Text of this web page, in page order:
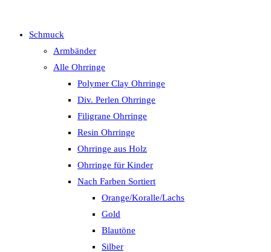
Schmuck
Armbänder
Alle Ohrringe
Polymer Clay Ohrringe
Div. Perlen Ohrringe
Filigrane Ohrringe
Resin Ohrringe
Ohrringe aus Holz
Ohrringe für Kinder
Nach Farben Sortiert
Orange/Koralle/Lachs
Gold
Blautöne
Silber